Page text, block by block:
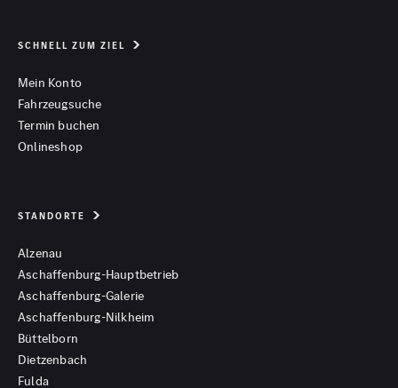
SCHNELL ZUM ZIEL
Mein Konto
Fahrzeugsuche
Termin buchen
Onlineshop
STANDORTE
Alzenau
Aschaffenburg-Hauptbetrieb
Aschaffenburg-Galerie
Aschaffenburg-Nilkheim
Büttelborn
Dietzenbach
Fulda